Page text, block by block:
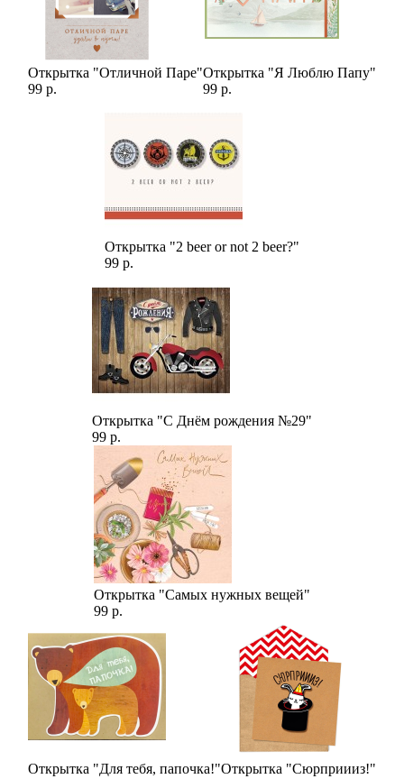
Открытка "Отличной Паре"
99 р.
Открытка "Я Люблю Папу"
99 р.
Открытка "2 beer or not 2 beer?"
99 р.
Открытка "С Днём рождения №29"
99 р.
Открытка "Самых нужных вещей"
99 р.
Открытка "Для тебя, папочка!"Открытка "Сюрприииз!"